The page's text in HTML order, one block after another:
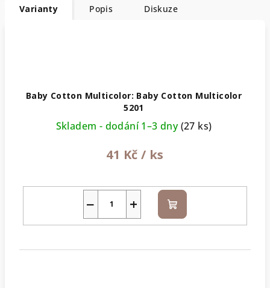
Varianty Popis Diskuze
Baby Cotton Multicolor: Baby Cotton Multicolor
5201
Skladem - dodání 1–3 dny(27 ks)
41 Kč / ks
+
− Do
košíku